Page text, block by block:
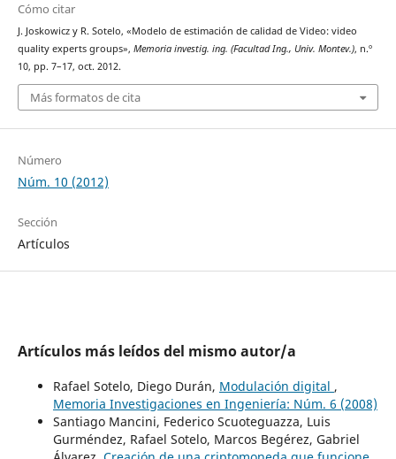
Cómo citar
J. Joskowicz y R. Sotelo, «Modelo de estimación de calidad de Video: video
quality experts groups», Memoria investig. ing. (Facultad Ing., Univ. Montev.), n.º
10, pp. 7–17, oct. 2012.
Más formatos de cita
Número
Núm. 10 (2012)
Sección
Artículos
Artículos más leídos del mismo autor/a
Rafael Sotelo, Diego Durán, Modulación digital ,
Memoria Investigaciones en Ingeniería: Núm. 6 (2008)
Santiago Mancini, Federico Scuoteguazza, Luis
Gurméndez, Rafael Sotelo, Marcos Begérez, Gabriel